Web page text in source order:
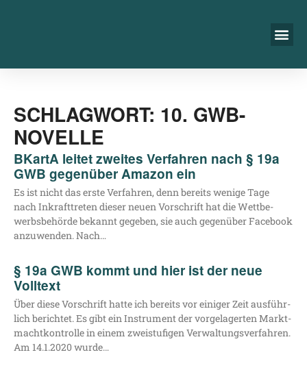
SCHLAGWORT: 10. GWB-
NOVELLE
BKartA leitet zweites Verfahren nach § 19a
GWB gegenüber Amazon ein
Es ist nicht das ers­te Ver­fah­ren, denn bereits weni­ge Tage
nach Inkraft­tre­ten die­ser neu­en Vor­schrift hat die Wett­be­
werbs­be­hör­de bekannt gege­ben, sie auch gegen­über Face­book
anzu­wen­den. Nach…
§ 19a GWB kommt und hier ist der neue
Volltext
Über die­se Vor­schrift hat­te ich bereits vor eini­ger Zeit aus­führ­
lich berich­tet. Es gibt ein Instru­ment der vor­ge­la­ger­ten Markt­
macht­kon­trol­le in einem zwei­stu­fi­gen Ver­wal­tungs­ver­fah­ren.
Am 14.1.2020 wurde…